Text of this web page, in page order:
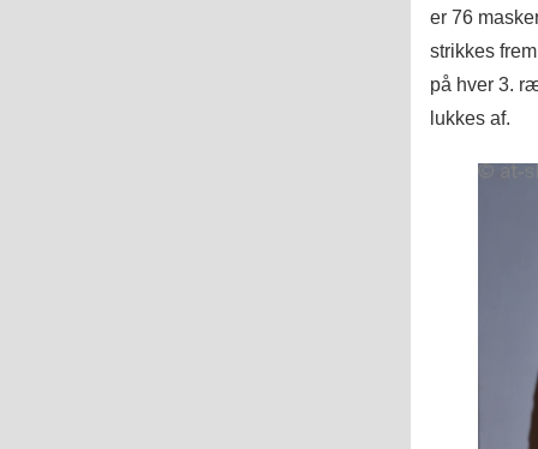
er 76
strikkes
på hver 3.
lukkes af.